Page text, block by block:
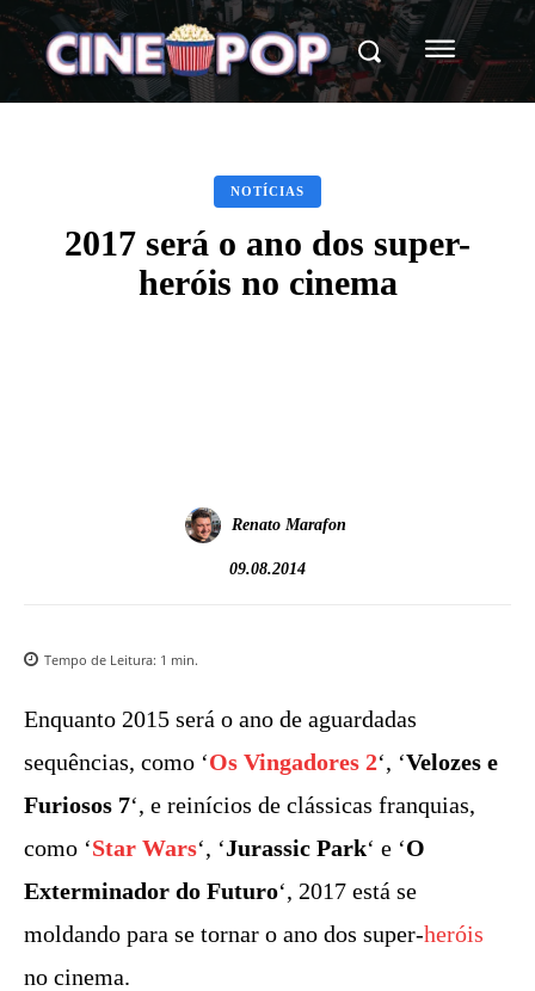
NOTÍCIAS
2017 será o ano dos super-
heróis no cinema
Renato Marafon
09.08.2014
Tempo de Leitura: 1 min.
Enquanto 2015 será o ano de aguardadas
sequências, como ‘Os Vingadores 2‘, ‘Velozes e
Furiosos 7‘, e reinícios de clássicas franquias,
como ‘Star Wars‘, ‘Jurassic Park‘ e ‘O
Exterminador do Futuro‘, 2017 está se
moldando para se tornar o ano dos super-heróis
no cinema.